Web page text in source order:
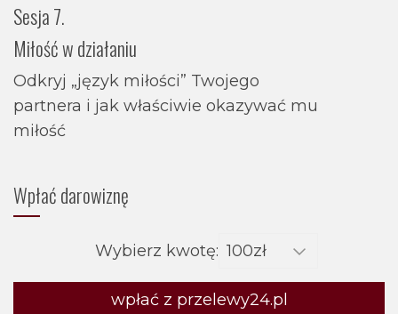
Sesja 7.
Miłość w działaniu
Odkryj „język miłości” Twojego
partnera i jak właściwie okazywać mu
miłość
Wpłać darowiznę
Wybierz kwotę:
wpłać z przelewy24.pl